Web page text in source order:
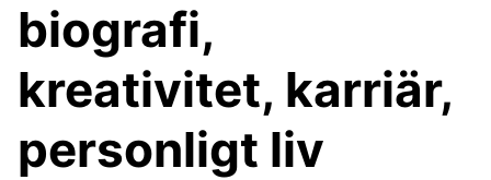
biografi,
kreativitet, karriär,
personligt liv